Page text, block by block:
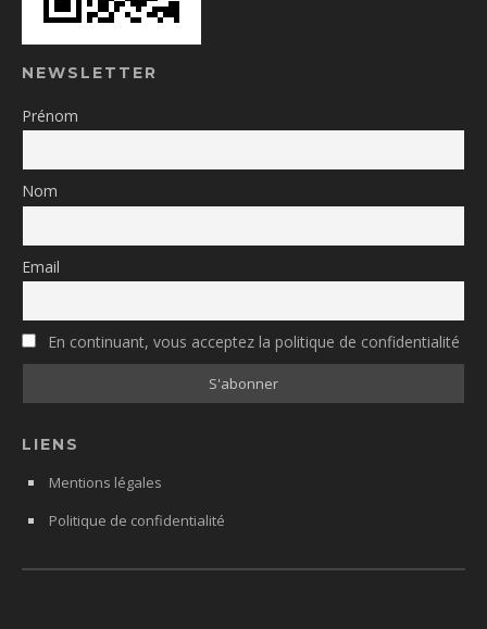
NEWSLETTER
Prénom
Nom
Email
En continuant, vous acceptez la politique de confidentialité
LIENS
Mentions légales
Politique de confidentialité